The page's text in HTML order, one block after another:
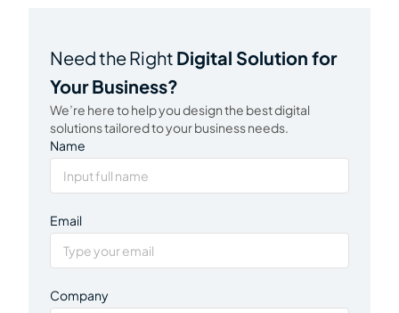
Need the Right Digital Solution for
Your Business?
We’re here to help you design the best digital
solutions tailored to your business needs.
Name
Email
Company